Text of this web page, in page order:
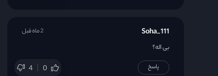
Soha_111
بی اله؟
4 0
2 ماه قبل
پاسخ